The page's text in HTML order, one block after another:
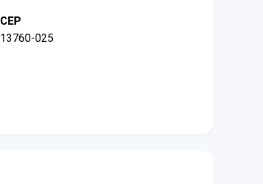
CEP
13760-025